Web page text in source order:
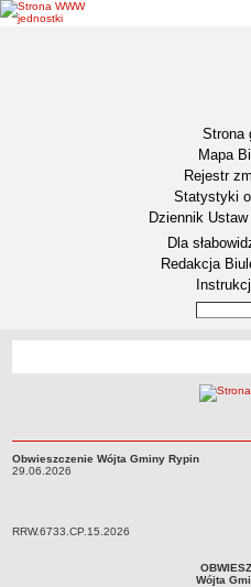
Strona
Mapa
Rejestr
Statystyki
Dziennik Ustaw
Menu dodatkowe
Dla
Redakcja
Lokalizacja
Związki i stowarzyszenia
Obwieszczenie Wójta Gminy
Obwieszczenie Wójta Gminy Rypin
29.06.2026
RRW.6733.CP.15.2026
Wójta